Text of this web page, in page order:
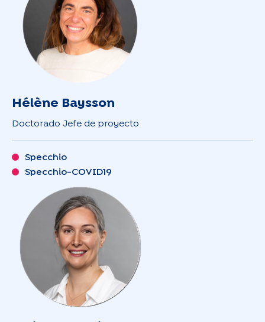
Hélène Baysson
Doctorado Jefe de proyecto
Specchio
Specchio-COVID19